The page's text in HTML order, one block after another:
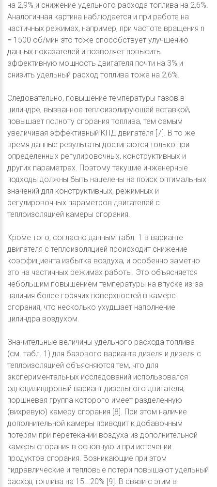
на 2,9% и снижение удельного расхода топлива на 2,6%.
Аналогичная картина наблюдается и при работе на
частичных режимах, например, при частоте вращения n
= 1500 об/мин это тоже способствует улучшению
данных показателей и позволяет повысить
эффективную мощность двигателя почти на 3% и
снизить удельный расход топлива тоже на 2,6%.
Следовательно, повышение температуры газов в
цилиндре, вызванное теплоизолирующей вставкой,
повышает полноту сгорания топлива, тем самым
увеличивая эффективный КПД двигателя [7]. В то же
время данные результаты достигаются только при
определенных регулировочных, конструктивных и
других параметрах. Поэтому текущие инженерные
подходы должны быть нацелены на поиск оптимальных
значений для конструктивных, режимных и
регулировочных параметров двигателей с
теплоизоляцией камеры сгорания.
Кроме того, согласно данным табл. 1 в варианте
двигателя с теплоизоляцией происходит снижение
коэффициента избытка воздуха, и особенно заметно
это на частичных режимах работы. Это объясняется
небольшим повышением температуры на впуске из-за
наличия более горячих поверхностей в камере
сгорания, что несколько ухудшает наполнение
цилиндра воздухом.
Значительные величины удельного расхода топлива
(см. табл. 1) для базового варианта дизеля и дизеля с
теплоизоляцией объясняются тем, что для
экспериментальных исследований использовался
одноцилиндровый вариант дизельного двигателя,
поршневая группа которого имеет разделенную
(вихревую) камеру сгорания [8]. При этом наличие
дополнительной камеры приводит к добавочным
потерям при перетекании воздуха из дополнительной
камеры сгорания в основную и при истечении
продуктов сгорания. Возникающие при этом
гидравлические и тепловые потери повышают удельный
расход топлива на 15...20% [9]. В связи с этим в